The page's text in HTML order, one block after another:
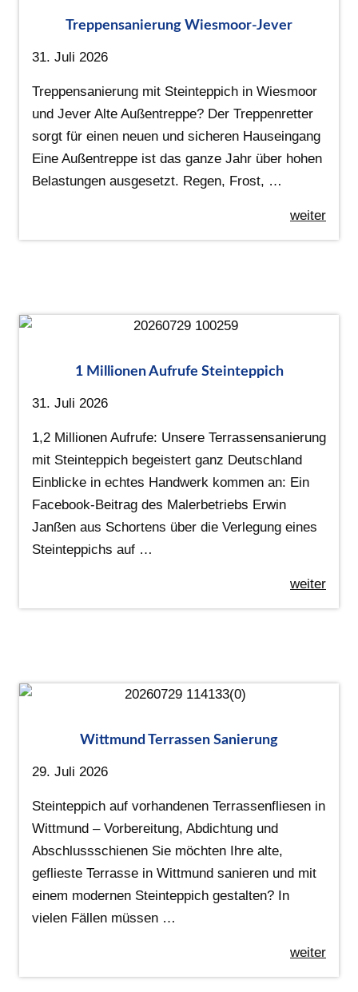
Treppensanierung Wiesmoor-Jever
31. Juli 2026
Treppensanierung mit Steinteppich in Wiesmoor
und Jever Alte Außentreppe? Der Treppenretter
sorgt für einen neuen und sicheren Hauseingang
Eine Außentreppe ist das ganze Jahr über hohen
Belastungen ausgesetzt. Regen, Frost, …
weiter
1 Millionen Aufrufe Steinteppich
31. Juli 2026
1,2 Millionen Aufrufe: Unsere Terrassensanierung
mit Steinteppich begeistert ganz Deutschland
Einblicke in echtes Handwerk kommen an: Ein
Facebook-Beitrag des Malerbetriebs Erwin
Janßen aus Schortens über die Verlegung eines
Steinteppichs auf …
weiter
Wittmund Terrassen Sanierung
29. Juli 2026
Steinteppich auf vorhandenen Terrassenfliesen in
Wittmund – Vorbereitung, Abdichtung und
Abschlussschienen Sie möchten Ihre alte,
geflieste Terrasse in Wittmund sanieren und mit
einem modernen Steinteppich gestalten? In
vielen Fällen müssen …
weiter